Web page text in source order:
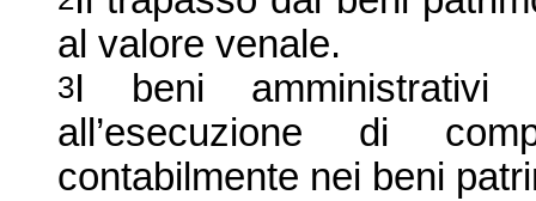
al valore venale.
3I beni
all’esecuzione di
contabilmente nei beni